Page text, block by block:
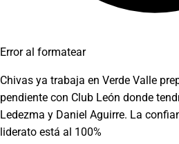
Error al formatear
Chivas ya trabaja en Verde Valle
pendiente con Club León donde
Ledezma y Daniel Aguirre. La
liderato está al 100%